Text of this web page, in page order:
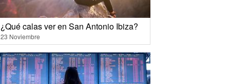
¿Qué calas ver en San Antonio Ibiza?
23 Noviembre